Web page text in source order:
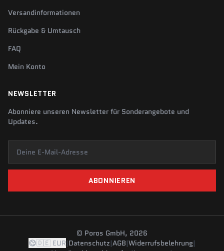
Versandinformationen
Rückgabe & Umtausch
FAQ
Mein Konto
NEWSLETTER
Abonniere unseren Newsletter für Sonderangebote und
Updates.
Deine E-Mail-Adresse
ABONNIEREN
© Poros GmbH, 2026
🇩🇪 EUR|Datenschutz|AGB|Widerrufsbelehrung|